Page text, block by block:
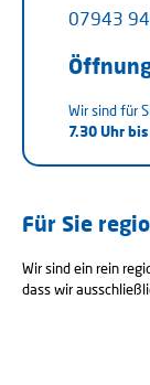
07943
Wir sind für
7.30 Uhr
Für Sie
Wir sind ein rein
dass wir